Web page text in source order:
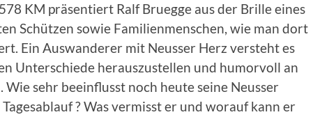
KM präsentiert Ralf Bruegge aus der Brille eines
Schützen sowie Familienmenschen, wie man dort
Ein Auswanderer mit Neusser Herz versteht es
Unterschiede herauszustellen und humorvoll an
sehr beeinflusst noch heute seine Neusser
? Was vermisst er und worauf kann er